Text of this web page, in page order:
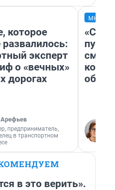
которое
эксперт
о «вечных»
дорогах
Арефьев
предприниматель,
в транспортном
в это верить».